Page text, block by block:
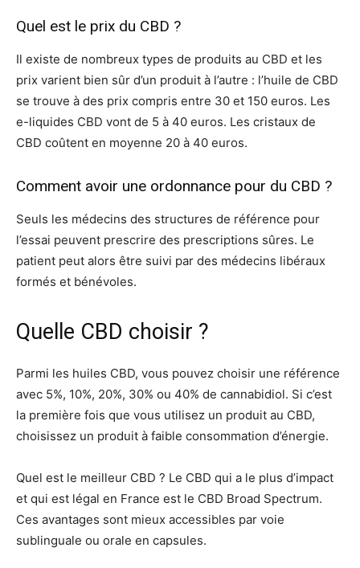
Quel est le prix du CBD ?
Il existe de nombreux types de produits au CBD et les
prix varient bien sûr d’un produit à l’autre : l’huile de CBD
se trouve à des prix compris entre 30 et 150 euros. Les
e-liquides CBD vont de 5 à 40 euros. Les cristaux de
CBD coûtent en moyenne 20 à 40 euros.
Comment avoir une ordonnance pour du CBD ?
Seuls les médecins des structures de référence pour
l’essai peuvent prescrire des prescriptions sûres. Le
patient peut alors être suivi par des médecins libéraux
formés et bénévoles.
Quelle CBD choisir ?
Parmi les huiles CBD, vous pouvez choisir une référence
avec 5%, 10%, 20%, 30% ou 40% de cannabidiol. Si c’est
la première fois que vous utilisez un produit au CBD,
choisissez un produit à faible consommation d’énergie.
Quel est le meilleur CBD ? Le CBD qui a le plus d’impact
et qui est légal en France est le CBD Broad Spectrum.
Ces avantages sont mieux accessibles par voie
sublinguale ou orale en capsules.